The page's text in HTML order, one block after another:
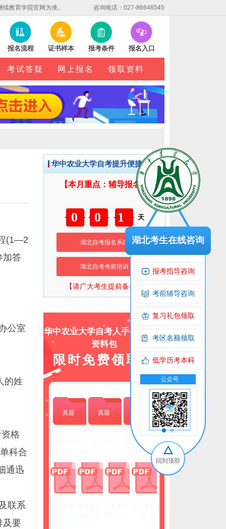
教育学院官网为准。 咨询电话：027-86646545
报名流程 证书样本 报考条件 报名入口
考试答疑 网上报名 领取资料
(1—2
加答
公室
的姓
格
科合
通迅
联系
及要
华中农业大学自考提升便捷服务
【本月重点：辅导报名】
距华中农业大学自考辅导报名截止
001天
湖北自考报名系统
湖北自考考前培训
【请广大考生提前备考】
华中农业大学自考人手一份上岸
资料包
限时免费领取！
真题 真题
(毛泽东思想
概论）真题
报名免费
湖北考生在线咨询
报考指导咨询
考前辅导咨询
复习礼包领取
考区名额领取
低学历考本科
群 公众号 公众号
回到顶部